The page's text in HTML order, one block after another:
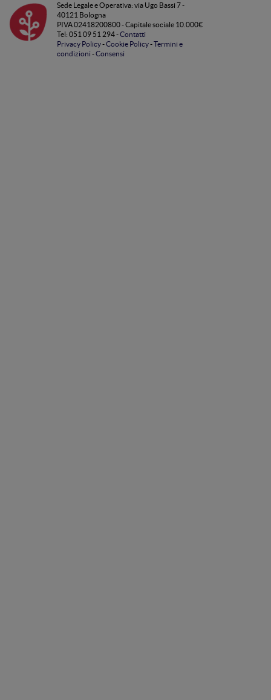
Sede Legale e Operativa: via Ugo Bassi 7 -
40121 Bologna
PIVA 02418200800 - Capitale sociale 10.000€
Tel: 051 09 51 294 -Contatti
Privacy Policy-Cookie Policy-Termini e
condizioni -Consensi